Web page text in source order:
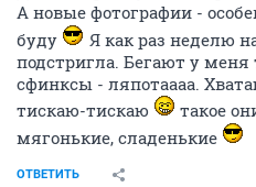
А новые фотографии -
буду
Я как раз неделю
подстригла. Бегают у
сфинксы - ляпотаааа.
тискаю-тискаю
такое
мягонькие, сладенькие
ОТВЕТИТЬ